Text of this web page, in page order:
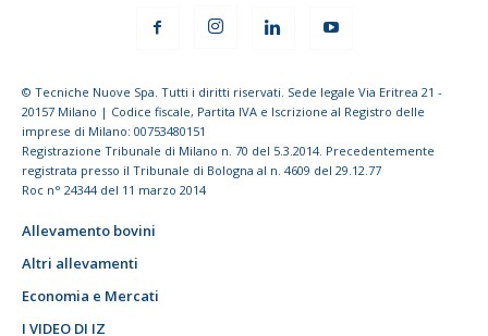
© Tecniche Nuove Spa. Tutti i diritti riservati. Sede legale Via Eritrea 21 -
20157 Milano | Codice fiscale, Partita IVA e Iscrizione al Registro delle
imprese di Milano: 00753480151
Registrazione Tribunale di Milano n. 70 del 5.3.2014. Precedentemente
registrata presso il Tribunale di Bologna al n. 4609 del 29.12.77
Roc n° 24344 del 11 marzo 2014
Allevamento bovini
Altri allevamenti
Economia e Mercati
I VIDEO DI IZ